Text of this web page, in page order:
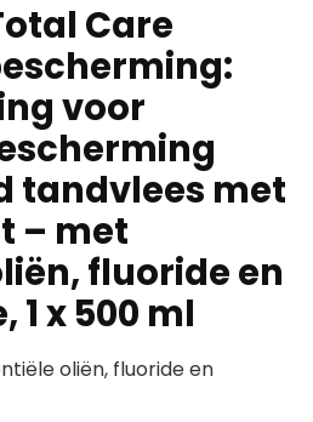
Care
voor
tandvlees met
– met
fluoride en
x 500 ml
oliën, fluoride en